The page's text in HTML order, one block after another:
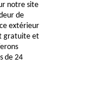
notre site
de
extérieur
gratuite et
de 24